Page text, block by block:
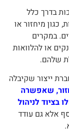
בדרך כלל
כגון מיחזור או
במקרים
או להלוואות
שלהם.
ייצור שקיבלה
שאפשרה
לניהול
אלא גם עודד